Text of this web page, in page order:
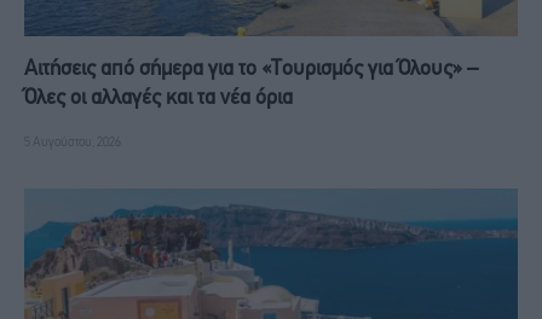
Αιτήσεις από σήμερα για το «Τουρισμός για Όλους» –
Όλες οι αλλαγές και τα νέα όρια
5 Αυγούστου, 2026